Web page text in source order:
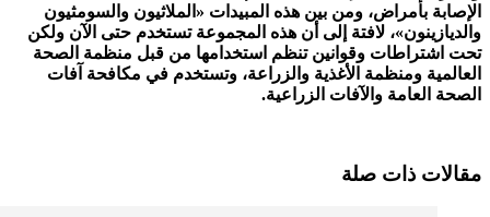
الإصابة بأمراض، ومن بين هذه المبيدات «الملاثيون والسومثيون
والديازينون»، لافتة إلى أن هذه المجموعة تستخدم حتى الآن ولكن
تحت اشتراطات وقوانين تنظم استخدامها من قبل منظمة الصحة
العالمية ومنظمة الأغذية والزراعة، وتستخدم في مكافحة آفات
الصحة العامة والآفات الزراعية.
مقالات ذات صلة